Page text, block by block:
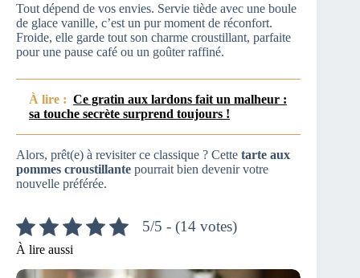
Tout dépend de vos envies. Servie tiède avec une boule
de glace vanille, c’est un pur moment de réconfort.
Froide, elle garde tout son charme croustillant, parfaite
pour une pause café ou un goûter raffiné.
À lire : Ce gratin aux lardons fait un malheur :
sa touche secrète surprend toujours !
Alors, prêt(e) à revisiter ce classique ? Cette tarte aux
pommes croustillante pourrait bien devenir votre
nouvelle préférée.
5/5 - (14 votes)
À lire aussi